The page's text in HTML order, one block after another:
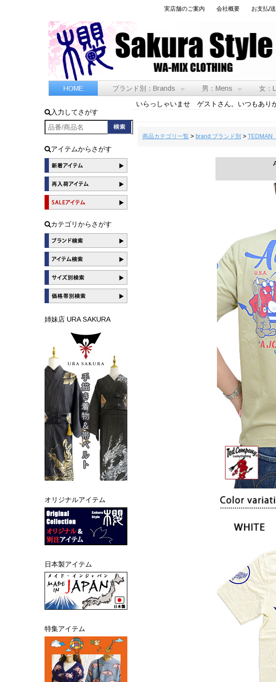
実店舗のご案内 会社概要 お支払/
HOME ブランド別：Brands 男：Mens 女：
入力してさがす
アイテムからさがす
カテゴリからさがす
姉妹店 URA SAKURA
オリジナルアイテム
日本製アイテム
特集アイテム
いらっしゃいませ ゲストさん。いつもあり
商品カテゴリ一覧> brand:ブランド別 > TEDMAN